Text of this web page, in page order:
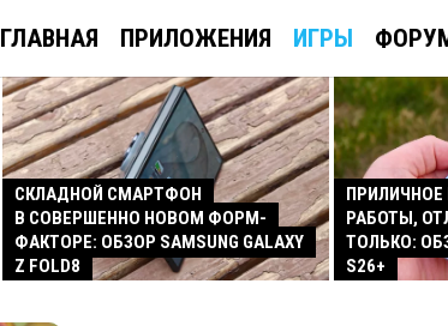
ГЛАВНАЯ ПРИЛОЖЕНИЯ ИГРЫ
СКЛАДНОЙ СМАРТФОН
В СОВЕРШЕННО НОВОМ ФОРМ-
ФАКТОРЕ: ОБЗОР SAMSUNG GALAXY
Z FOLD8
РАБОТЫ,
ТОЛЬКО:
S26+